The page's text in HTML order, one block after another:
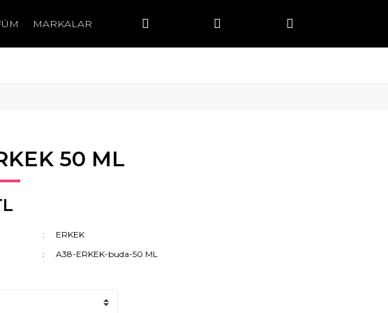
MARKALAR
50 ML
ERKEK
A38-ERKEK-buda-50 ML